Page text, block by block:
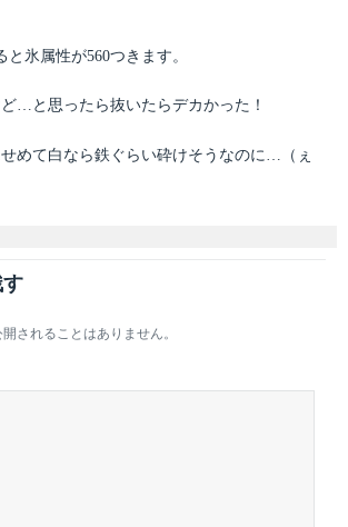
氷属性が560つきます。
…と思ったら抜いたらデカかった！
めて白なら鉄ぐらい砕けそうなのに…（ぇ
されることはありません。